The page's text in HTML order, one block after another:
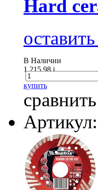
Hard
В Наличии
1 215.98i
купить
сравнить